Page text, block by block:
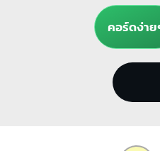
คอร์ดง่า